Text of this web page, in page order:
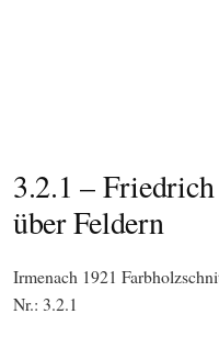
3.2.1 –
über Feldern
Irmenach 1921
Nr.: 3.2.1